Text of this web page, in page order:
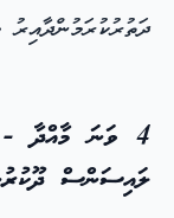
4 ވަނަ މާއްދާ
ލައިސަންސް